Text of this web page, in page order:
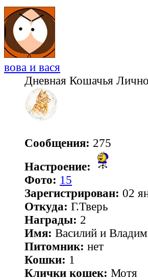
вова и вася
Дневная Кошачья
Сообщения: 275
Настроение:
Фото: 15
Зарегистрирован: 02
Откуда: Г.Тверь
Награды: 2
Имя: Василий и
Питомник: нет
Кошки: 1
Клички кошек: Мотя